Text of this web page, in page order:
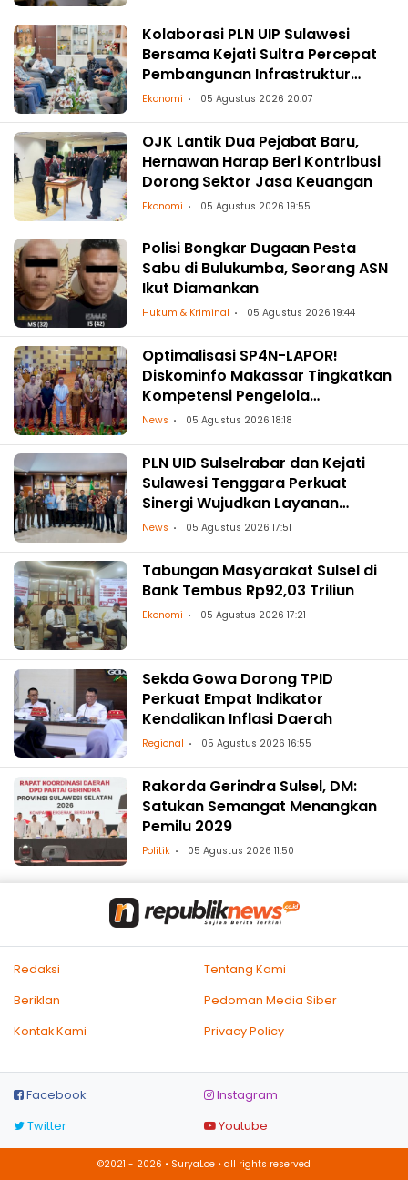
Kolaborasi PLN UIP Sulawesi
Bersama Kejati Sultra Percepat
Pembangunan Infrastruktur
Ketenagalistrikan
Ekonomi 05 Agustus 2026 20:07
OJK Lantik Dua Pejabat Baru,
Hernawan Harap Beri Kontribusi
Dorong Sektor Jasa Keuangan
Ekonomi 05 Agustus 2026 19:55
Polisi Bongkar Dugaan Pesta
Sabu di Bulukumba, Seorang ASN
Ikut Diamankan
Hukum & Kriminal 05 Agustus 2026 19:44
Optimalisasi SP4N-LAPOR!
Diskominfo Makassar Tingkatkan
Kompetensi Pengelola
Pengaduan OPD
News 05 Agustus 2026 18:18
PLN UID Sulselrabar dan Kejati
Sulawesi Tenggara Perkuat
Sinergi Wujudkan Layanan
Kelistrikan Andal dengan
Hukum
News 05 Agustus 2026 17:51
Tabungan Masyarakat Sulsel di
Bank Tembus Rp92,03 Triliun
Ekonomi 05 Agustus 2026 17:21
Sekda Gowa Dorong TPID
Perkuat Empat Indikator
Kendalikan Inflasi Daerah
Regional 05 Agustus 2026 16:55
Rakorda Gerindra Sulsel, DM:
Satukan Semangat Menangkan
Pemilu 2029
Politik 05 Agustus 2026 11:50
Redaksi
Tentang Kami
Beriklan
Pedoman Media Siber
Kontak Kami
Privacy Policy
Facebook
Instagram
Twitter
Youtube
©2021 - 2026 • SuryaLoe • all rights reserved